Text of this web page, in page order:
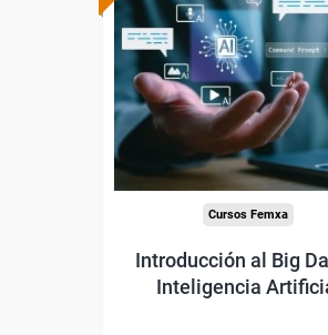
subvencionada.
Para desempleados,
trabajadores y autónomos.
Sector
-Servicios a las Empresas.
Cursos Femxa
Introducción al Big
Inteligencia